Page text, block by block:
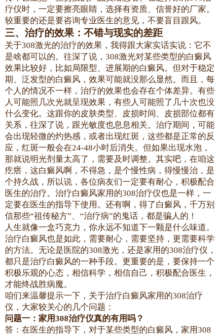
疗仪时，一定要擦亮眼睛，选择有资质、信誉好的厂家。
较重要的还是要咨询专业医生的意见，不要盲目跟风。
三、治疗的效果：不错与现实的差距
关于308激光的治疗的效果，我得跟大家实话实说：它不
是啥都可以的。往深了说，308激光对某些类型的白癜风
效果比较好，比如局限型、进展期的白癜风。但对于稳定
期、泛发型的白癜风，效果可能就没那么显然。而且，每
个人的情况不一样，治疗的效果也会存在个体差异。有些
人可能照几次光就呈现效果，有些人可能照了几十次也没
什么变化。这跟你的皮肤类型、皮损时间、皮损部位都有
关系，往深了说，跟光敏度也息息相关。治疗期间，可能
会出现轻微的灼热感，或者出现红斑，这些都是正常的反
应，红斑一般会在24-48小时后消失。但如果出现水泡，
那就说明光剂量太高了，需要及时调整。其实吧，在咱这
疙瘩，这白癜风啊，不得急，是个慢性病，得慢慢治，是
个持久战，所以说，各位病友们一定要有耐心，积极配合
医生的治疗。治疗白癜风家用的308治疗仪也是一样，一
定要在医生的指导下使用。还有啊，得了白癜风，千万别
信那些“祖传秘方”、“治疗病”的鬼话，都是骗人的！
人生就像一盒巧克力，你永远不知道下一颗是什么味道。
治疗白癜风也是如此，需要耐心，需要坚持，更需要科学
的方法。无论是医院的308激光，还是家用的308治疗仪，
都只是治疗白癜风的一种手段。更重要的是，要保持一个
积极乐观的心态，相信科学，相信自己，积极配合医生，
才能终战胜病魔。
咱们来温馨提示一下，关于治疗白癜风家用的308治疗
仪，大家较关心的几个问题：
问题一：家用308治疗仪真的有用吗？
答：在医生的指导下，对于某些类型的白癜风，家用308